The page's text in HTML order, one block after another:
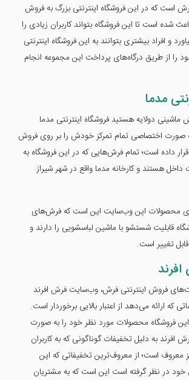
است که در این فروشگاه اینترنتی بزرگ به فروش
شده است تا این فروشگاه بتواند کاربران زیادی را
و افراد بیشتری بتوانند به این فروشگاه اینترنتی
را از طریق درگاه‌های پرداخت این مجموعه انجام
مدما
ماشینی دولایه هستید فروشگاه اینترنتی مدما
صورت اختصاصی تمام تمرکز خودش را بر روی فروش
داده است؛ تمام فرش‌هایی که در این فروشگاه به
هستند و کارخانه مدما واقع در شهر شیراز
محصولات این وب‌سایت این است که فرش‌های
قابلیت شستشو با ماشین لباسشویی را دارند و
تغییر است.
فروش اینترنتی فرش، وب‌سایت فرش افرند
که ارائه می‌دهد از اعتبار بالایی برخوردار است.
این فروشگاه محصولات مورد نظر خود را به صورت
افرند به دلیل تخفیفات گوناگونی که به کاربران
معروف است؛ از معروف‌ترین تخفیفاتی که این
خود در نظر گرفته است این است که به مشتریان